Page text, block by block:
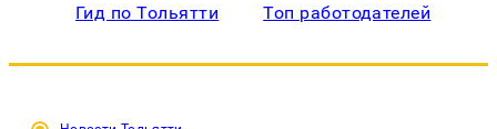
Гид по Тольятти Топ работодателей